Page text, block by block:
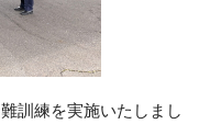
訓練を実施いたしまし